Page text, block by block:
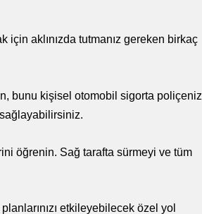
için aklınızda tutmanız gereken birkaç
bunu kişisel otomobil sigorta poliçeniz
öğrenin. Sağ tarafta sürmeyi ve tüm
etkileyebilecek özel yol